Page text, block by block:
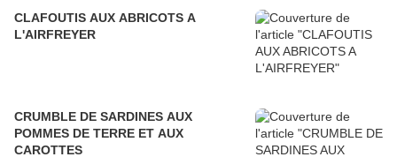
CLAFOUTIS AUX ABRICOTS A
L'AIRFREYER
CRUMBLE DE SARDINES AUX
POMMES DE TERRE ET AUX
CAROTTES